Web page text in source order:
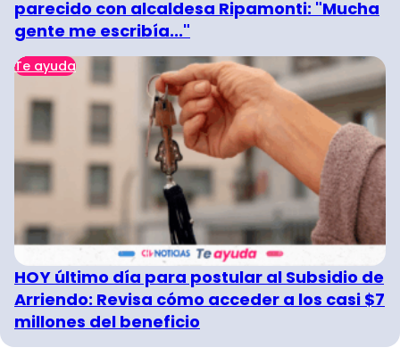
parecido con alcaldesa Ripamonti: "Mucha
gente me escribía..."
Te ayuda
HOY último día para postular al Subsidio de
Arriendo: Revisa cómo acceder a los casi $7
millones del beneficio